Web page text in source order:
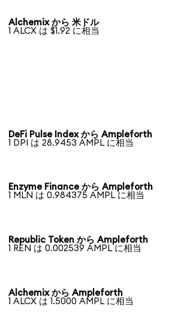
Alchemix から 米ドル
1 ALCX は $1.92 に相当
DeFi Pulse Index から Ampleforth
1 DPI は 28.9453 AMPL に相当
Enzyme Finance から Ampleforth
1 MLN は 0.984375 AMPL に相当
Republic Token から Ampleforth
1 REN は 0.002539 AMPL に相当
Alchemix から Ampleforth
1 ALCX は 1.5000 AMPL に相当